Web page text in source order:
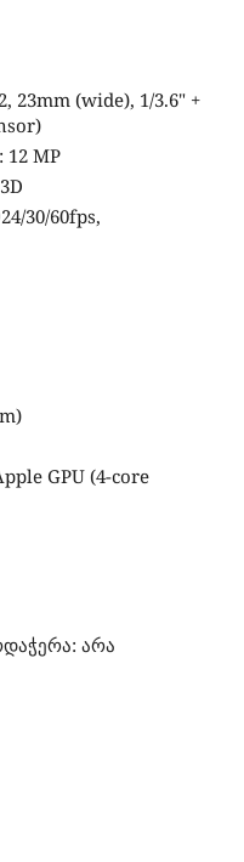
23mm (wide), 1/3.6" +
MP
30/60fps,
GPU (4-core
არა